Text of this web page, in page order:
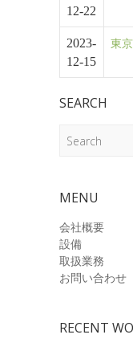
12-22
2023-
12-15
東
SEARCH
MENU
会社概要
設備
取扱業務
お問い合わせ
RECENT